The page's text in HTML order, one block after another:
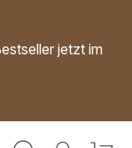
jetzt im